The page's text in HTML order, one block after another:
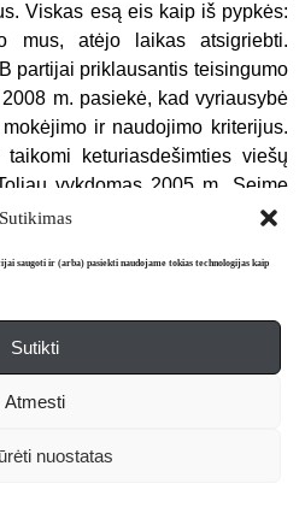
Sutikimas
saugoti ir (arba) pasiekti naudojame tokias technologijas kaip
Sutikti
Atmesti
nuostatas
Viskas esą eis kaip iš pypkės:
mus, atėjo laikas atsigriebti.
partijai priklausantis teisingumo
m. pasiekė, kad vyriausybė
ir naudojimo kriterijus.
keturiasdešimties viešų
vykdomas 2005 m. Seime
visose valstybinėse
sienos ėmė net linguoti nuo
nesusvyravo.
Latvių bendruomenės namų